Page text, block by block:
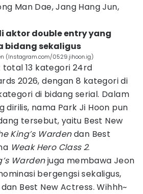
Man Dae, Jang Hang Jun,
aktor double entry yang
bidang sekaligus
(Instagram.com/0529.jihoon.ig)
13 kategori 24rd
2026, dengan 8 kategori di
di bidang serial. Dalam
dirilis, nama Park Ji Hoon pun
tersebut, yaitu Best New
King’s Wardendan Best
Weak Hero Class 2.
Wardenjuga membawa Jeon
bergengsi sekaligus,
Best New Actress. Wihhh~